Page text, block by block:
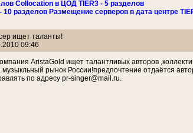
Collocation в ЦОД TIER3 - 5 разделов
10 разделов Размещение серверов в дата центре
ищет таланты!
09:46
AristaGold ищет талантливых авторов
рынок России!предпочтение отдаётся
по адресу pr-singer@mail.ru.